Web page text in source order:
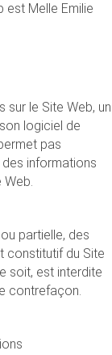
est Melle Emilie
sur le Site Web, un
logiciel de
pas
des informations
Web.
partielle, des
constitutif du Site
soit, est interdite
contrefaçon.